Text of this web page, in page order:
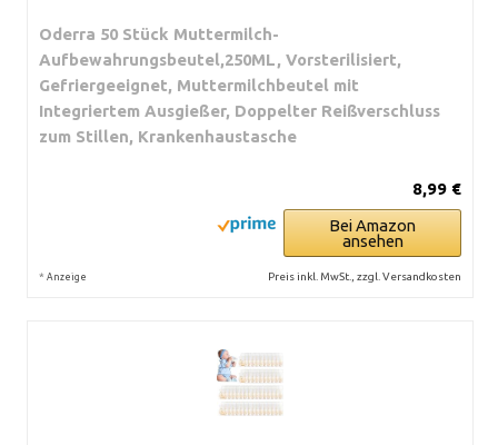
Oderra 50 Stück Muttermilch-
Aufbewahrungsbeutel,250ML, Vorsterilisiert,
Gefriergeeignet, Muttermilchbeutel mit
Integriertem Ausgießer, Doppelter Reißverschluss
zum Stillen, Krankenhaustasche
8,99 €
Bei Amazon
ansehen
* Anzeige Preis inkl. MwSt., zzgl. Versandkosten